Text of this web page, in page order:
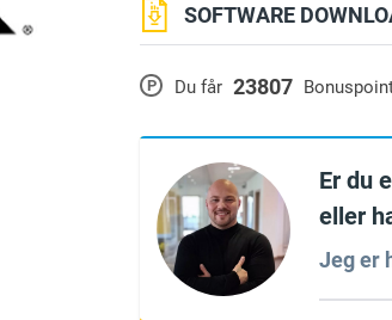
P Du får 23807
SOFTWARE
Er du
eller
Jeg er